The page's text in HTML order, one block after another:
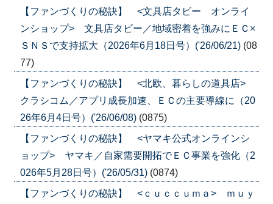
【ファンづくりの秘訣】 <文具店タビー オンライ
ンショップ> 文具店タビー／地域密着を強みにＥＣ×
ＳＮＳで支持拡大（2026年6月18日号）('26/06/21) (08
77)
【ファンづくりの秘訣】 <北欧、暮らしの道具店>
クラシコム／アプリ成長加速、ＥＣの主要導線に（20
26年6月4日号）('26/06/08) (0875)
【ファンづくりの秘訣】 <ヤマキ公式オンラインシ
ョップ> ヤマキ／自家需要開拓でＥＣ事業を強化（2
026年5月28日号）('26/05/31) (0874)
【ファンづくりの秘訣】 <ｃｕｃｃｕｍａ> ｍｕｙ